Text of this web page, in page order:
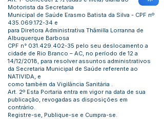
Motorista da Secretaria
Municipal de Saúde Erasmo Batista da Silva - CPF nº
435.069.172-34 e
para Diretora Administrativa Thâmilla Lorranna de
Albuquerque Barbosa
CPF n° 031.429.402-35 pelo seu deslocamento a
cidade de Rio Branco – AC, no período de 12 a
14/12/2018, para resolver assuntos administrativos
da Secretaria Municipal de Saúde referente ao
NATIVIDA, e
como também da Vigilância Sanitária .
Art. 2º Esta Portaria entra em vigor na data de sua
publicação, revogadas as disposições em
contrário.
Registre-se, Publique-se e Cumpra-se.